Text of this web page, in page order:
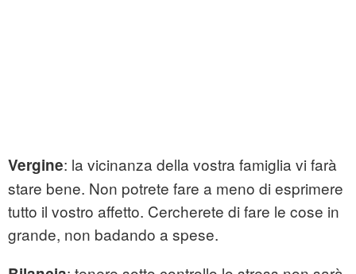
Vergine: la vicinanza della vostra famiglia vi farà
stare bene. Non potrete fare a meno di esprimere
tutto il vostro affetto. Cercherete di fare le cose in
grande, non badando a spese.